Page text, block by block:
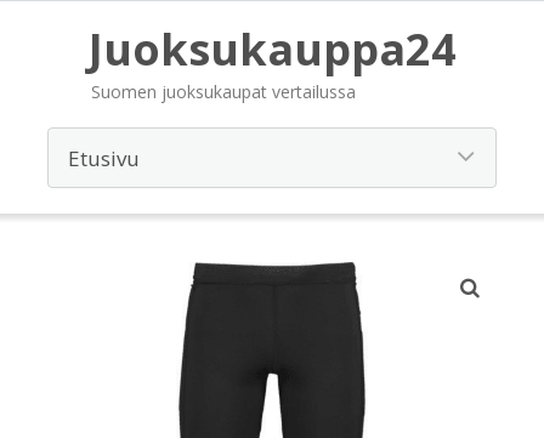
Juoksukauppa24
Suomen juoksukaupat vertailussa